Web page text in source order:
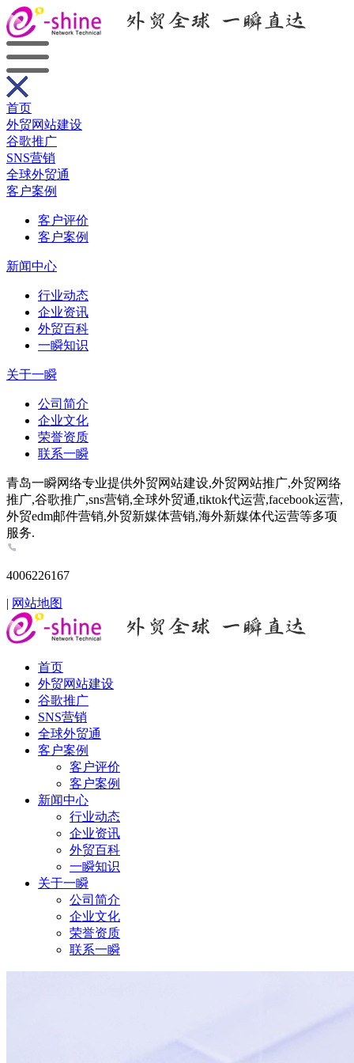
首页
外贸网站建设
谷歌推广
SNS营销
全球外贸通
客户案例
客户评价
客户案例
新闻中心
行业动态
企业资讯
外贸百科
一瞬知识
关于一瞬
公司简介
企业文化
荣誉资质
联系一瞬
青岛一瞬网络专业提供外贸网站建设,外贸网站推广,外贸网络
推广,谷歌推广,sns营销,全球外贸通,tiktok代运营,facebook运营,
外贸edm邮件营销,外贸新媒体营销,海外新媒体代运营等多项
服务.
4006226167
| 网站地图
首页
外贸网站建设
谷歌推广
SNS营销
全球外贸通
客户案例
客户评价
客户案例
新闻中心
行业动态
企业资讯
外贸百科
一瞬知识
关于一瞬
公司简介
企业文化
荣誉资质
联系一瞬